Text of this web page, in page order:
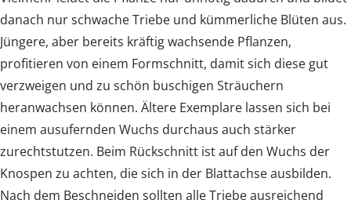
danach nur schwache Triebe und kümmerliche Blüten aus.
Jüngere, aber bereits kräftig wachsende Pflanzen,
profitieren von einem Formschnitt, damit sich diese gut
verzweigen und zu schön buschigen Sträuchern
heranwachsen können. Ältere Exemplare lassen sich bei
einem ausufernden Wuchs durchaus auch stärker
zurechtstutzen. Beim Rückschnitt ist auf den Wuchs der
Knospen zu achten, die sich in der Blattachse ausbilden.
Nach dem Beschneiden sollten alle Triebe ausreichend